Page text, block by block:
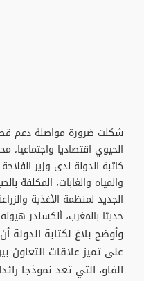
شكلت ضرورة مواصلة دعم
الحيوي اقتصاديا واجتماعيا،
كاتبة الدولة لدى وزير
والمياه والغابات، المكلفة
الجديد لمنظمة الأغذية
حديثا بالمغرب، ألكسندر
وأوضح بلاغ لكتابة الدولة
على تميز علاقات التعاون
الفاو، التي تعد نموذجا